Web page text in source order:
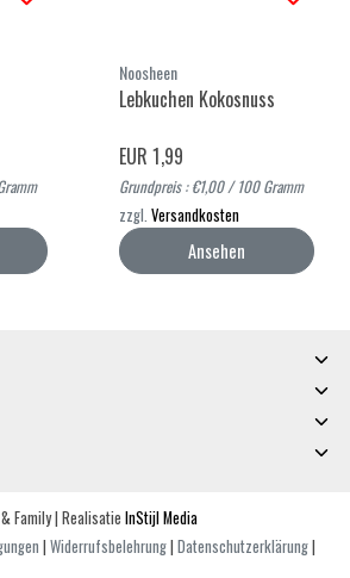
Noosheen
Lebkuchen Kokosnuss
EUR 1,99
Grundpreis : €1,00 / 100 Gramm
zzgl. Versandkosten
Ansehen
Family | Realisatie InStijl Media
| Widerrufsbelehrung| Datenschutzerklärung|